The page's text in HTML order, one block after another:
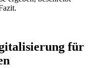
für